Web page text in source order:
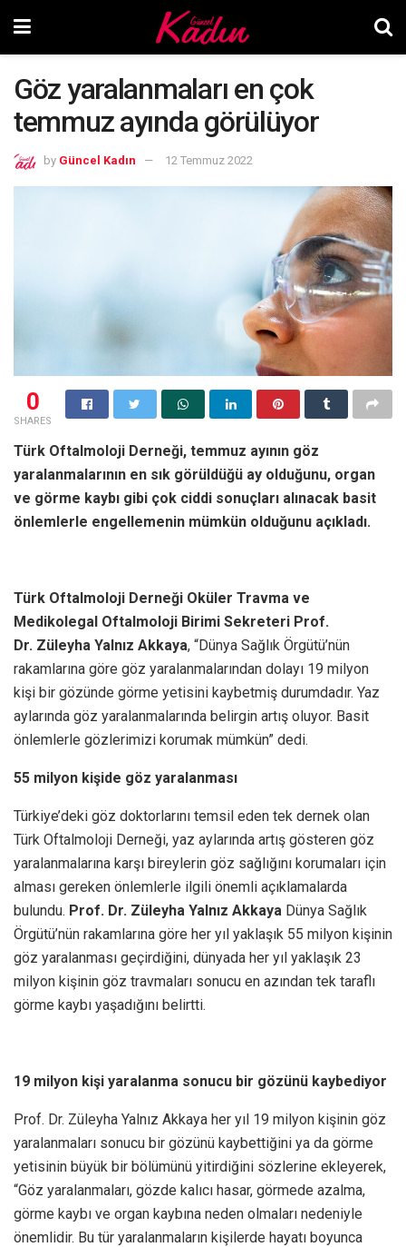
Göz yaralanmaları en çok
temmuz ayında görülüyor
by Güncel Kadın 12 Temmuz 2022
0
SHARES
Türk Oftalmoloji Derneği, temmuz ayının göz
yaralanmalarının en sık görüldüğü ay olduğunu, organ
ve görme kaybı gibi çok ciddi sonuçları alınacak basit
önlemlerle engellemenin mümkün olduğunu açıkladı.
Türk Oftalmoloji Derneği Oküler Travma ve
Medikolegal Oftalmoloji Birimi Sekreteri Prof.
Dr. Züleyha Yalnız Akkaya, “Dünya Sağlık Örgütü’nün
rakamlarına göre göz yaralanmalarından dolayı 19 milyon
kişi bir gözünde görme yetisini kaybetmiş durumdadır. Yaz
aylarında göz yaralanmalarında belirgin artış oluyor. Basit
önlemlerle gözlerimizi korumak mümkün” dedi.
55 milyon kişide göz yaralanması
Türkiye’deki göz doktorlarını temsil eden tek dernek olan
Türk Oftalmoloji Derneği, yaz aylarında artış gösteren göz
yaralanmalarına karşı bireylerin göz sağlığını korumaları için
alması gereken önlemlerle ilgili önemli açıklamalarda
bulundu. Prof. Dr. Züleyha Yalnız Akkaya Dünya Sağlık
Örgütü’nün rakamlarına göre her yıl yaklaşık 55 milyon kişinin
göz yaralanması geçirdiğini, dünyada her yıl yaklaşık 23
milyon kişinin göz travmaları sonucu en azından tek taraflı
görme kaybı yaşadığını belirtti.
19 milyon kişi yaralanma sonucu bir gözünü kaybediyor
Prof. Dr. Züleyha Yalnız Akkaya her yıl 19 milyon kişinin göz
yaralanmaları sonucu bir gözünü kaybettiğini ya da görme
yetisinin büyük bir bölümünü yitirdiğini sözlerine ekleyerek,
“Göz yaralanmaları, gözde kalıcı hasar, görmede azalma,
görme kaybı ve organ kaybına neden olmaları nedeniyle
önemlidir. Bu tür yaralanmaların kişilerde hayatı boyunca